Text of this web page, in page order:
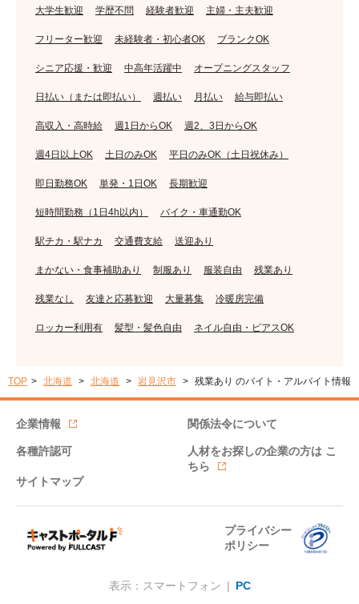
大学生歓迎 学歴不問 経験者歓迎 主婦・主夫歓迎
フリーター歓迎 未経験者・初心者OK ブランクOK
シニア応援・歓迎 中高年活躍中 オープニングスタッフ
日払い（または即払い） 週払い 月払い 給与即払い
高収入・高時給 週1日からOK 週2、3日からOK
週4日以上OK 土日のみOK 平日のみOK（土日祝休み）
即日勤務OK 単発・1日OK 長期歓迎
短時間勤務（1日4h以内） バイク・車通勤OK
駅チカ・駅ナカ 交通費支給 送迎あり
まかない・食事補助あり 制服あり 服装自由 残業あり
残業なし 友達と応募歓迎 大量募集 冷暖房完備
ロッカー利用有 髪型・髪色自由 ネイル自由・ピアスOK
TOP 北海道 北海道 岩見沢市 残業あり のバイト・アルバイト情報
企業情報 関係法令について
各種許認可 人材をお探しの企業の方は こ
ちら
サイトマップ
プライバシー
ポリシー
表示：スマートフォン | PC